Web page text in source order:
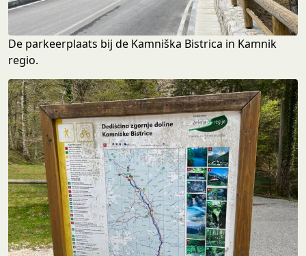
De parkeerplaats bij de Kamniška Bistrica in Kamnik
regio.